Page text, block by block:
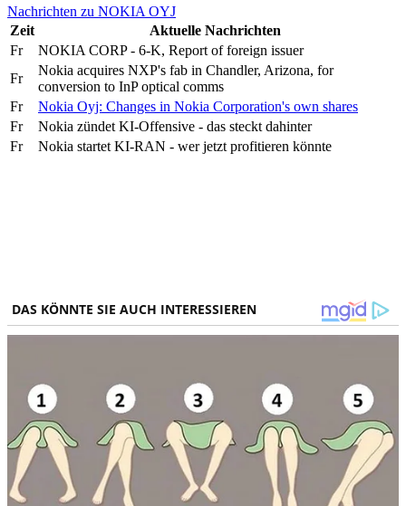
Nachrichten zu NOKIA OYJ
Zeit
Aktuelle Nachrichten
Fr
NOKIA CORP - 6-K, Report of foreign issuer
Fr
Nokia acquires NXP's fab in Chandler, Arizona, for
conversion to InP optical comms
Fr
Nokia Oyj: Changes in Nokia Corporation's own shares
Fr
Nokia zündet KI-Offensive - das steckt dahinter
Fr
Nokia startet KI-RAN - wer jetzt profitieren könnte